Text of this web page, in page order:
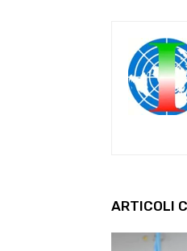
ARTICOLI